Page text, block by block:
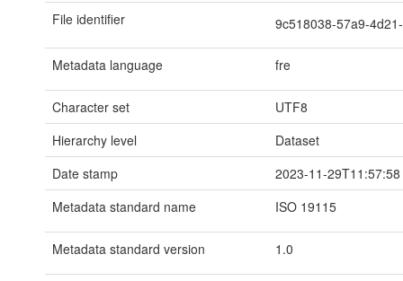
File identifier 9c518038-57a9-
Metadata language fre
Character set
UTF8
Hierarchy level
Dataset
Date stamp
2023-11-29T11:57:58
Metadata standard name
ISO 19115
Metadata standard version 1.0